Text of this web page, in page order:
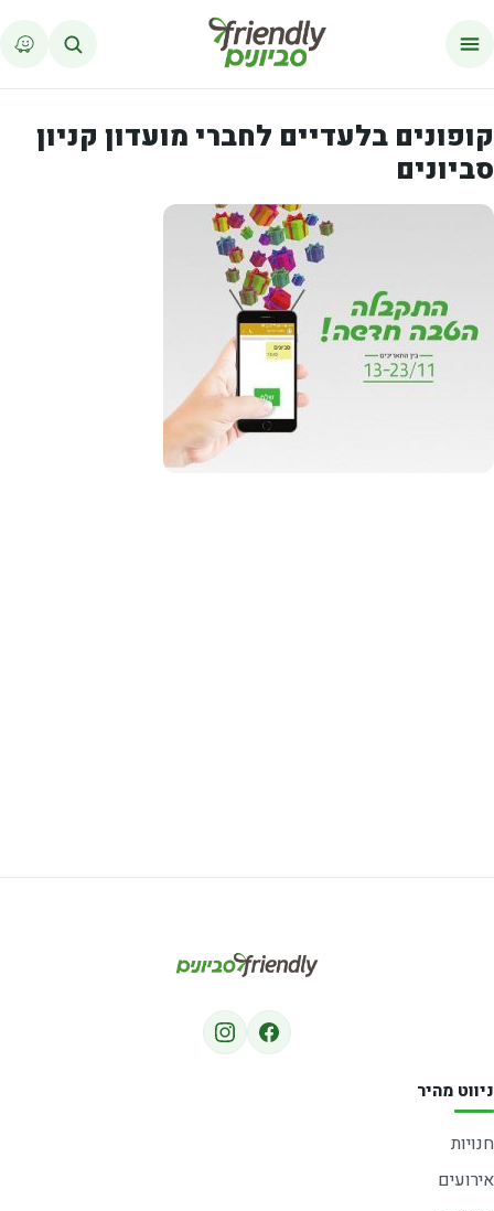
קופונים בלעדיים לחברי מועדון קניון
סביונים
ניווט מהיר
חנויות
אירועים